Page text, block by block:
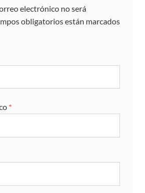
electrónico no será
obligatorios están marcados
*